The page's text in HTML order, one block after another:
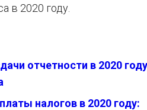
в 2020 году.
отчетности в 2020
налогов в 2020 году: